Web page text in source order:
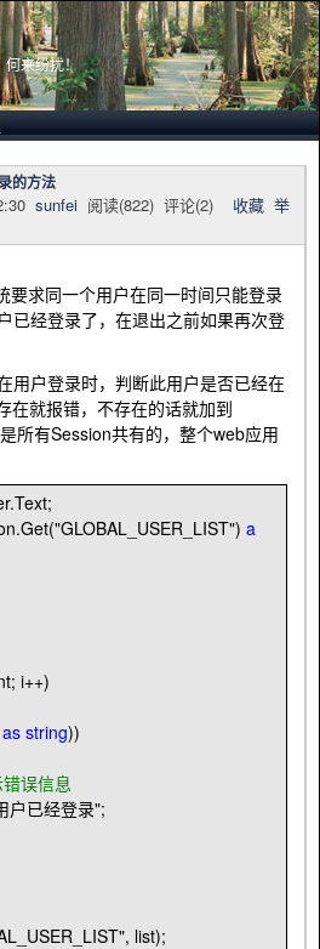
何来纷扰！
的方法
sunfei 阅读(822) 评论(2) 收藏 举
求同一个用户在同一时间只能登录
已经登录了，在退出之前如果再次登
户登录时，判断此用户是否已经在
在就报错，不存在的话就加到
所有Session共有的，整个web应用
"GLOBAL_USER_LIST")a
i++)
as string))
误信息
户已经登录";
", list);